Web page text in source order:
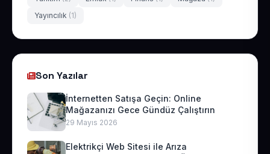
Yayıncılık (1)
Son Yazılar
İnternetten Satışa Geçin: Online
Mağazanızı Gece Gündüz Çalıştırın
29 Mayıs 2026
Elektrikçi Web Sitesi ile Arıza